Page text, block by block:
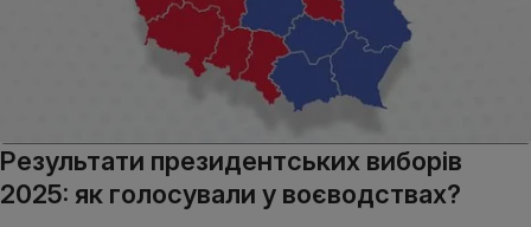
Результати президентських виборів
2025: як голосували у воєводствах?